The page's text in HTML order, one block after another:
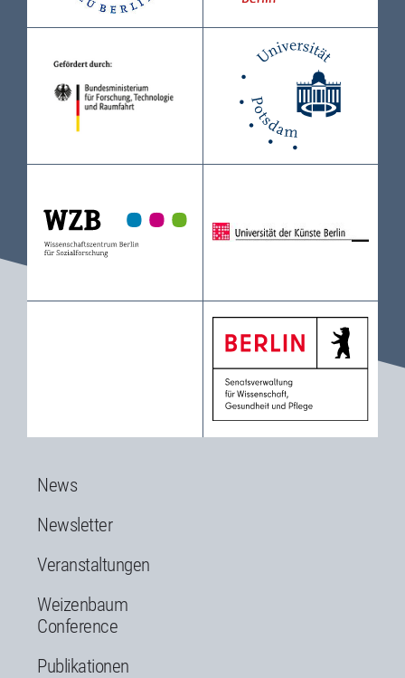
News
Newsletter
Veranstaltungen
Weizenbaum
Conference
Publikationen